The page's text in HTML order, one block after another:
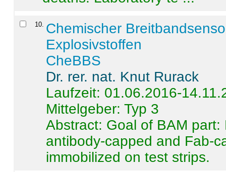
10 Chemischer
Explosivstoffen
CheBBS
Dr. rer. nat. Knut Rurack
Laufzeit: 01.06.2016-
Mittelgeber: Typ 3
Abstract: Goal of BAM
antibody-capped and Fab-
immobilized on test strips.